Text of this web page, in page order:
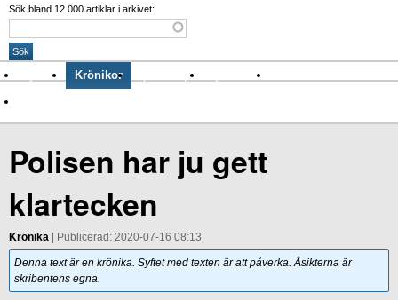
Sök bland 12.000 artiklar i arkivet:
Nyheter Krönikor Sport & spel Nyhetsbrev
Polisen har ju gett
klartecken
Krönika | Publicerad: 2020-07-16 08:13
Denna text är en krönika. Syftet med texten är att påverka. Åsikterna är
skribentens egna.